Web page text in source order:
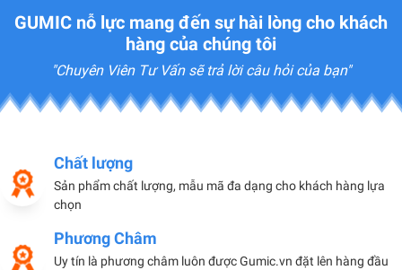
GUMIC nỗ lực mang đến sự hài lòng cho khách
hàng của chúng tôi
"Chuyên Viên Tư Vấn sẽ trả lời câu hỏi của bạn"
Chất lượng
Sản phẩm chất lượng, mẫu mã đa dạng cho khách hàng lựa
chọn
Phương Châm
Uy tín là phương châm luôn được Gumic.vn đặt lên hàng đầu